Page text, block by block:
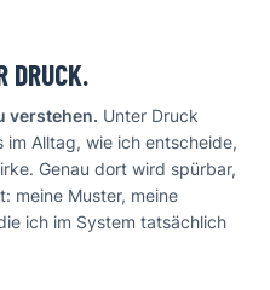
DRUCK.
verstehen. Unter Druck
Alltag, wie ich entscheide,
Genau dort wird spürbar,
meine Muster, meine
ich im System tatsächlich